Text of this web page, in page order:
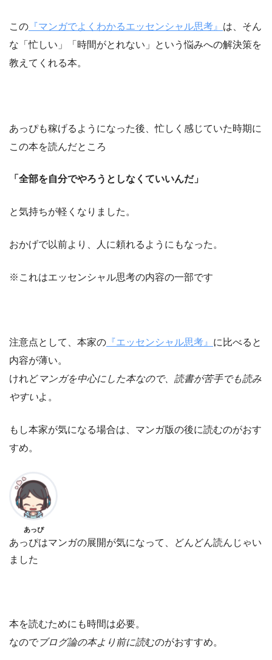
この 『マンガでよくわかるエッセンシャル思考』 は、そん
な「忙しい」「時間がとれない」という悩みへの解決策を
教えてくれる本。
あっぴも稼げるようになった後、忙しく感じていた時期に
この本を読んだところ
「全部を自分でやろうとしなくていいんだ」
と気持ちが軽くなりました。
おかげで以前より、人に頼れるようにもなった。
※これはエッセンシャル思考の内容の一部です
注意点として、本家の 『エッセンシャル思考』 に比べると
内容が薄い。
けれどマンガを中心にした本なので、読書が苦手でも読み
やすいよ。
もし本家が気になる場合は、マンガ版の後に読むのがおす
すめ。
あっぴ
あっぴはマンガの展開が気になって、どんどん読んじゃい
ました
本を読むためにも時間は必要。
なのでブログ論の本より前に読むのがおすすめ。